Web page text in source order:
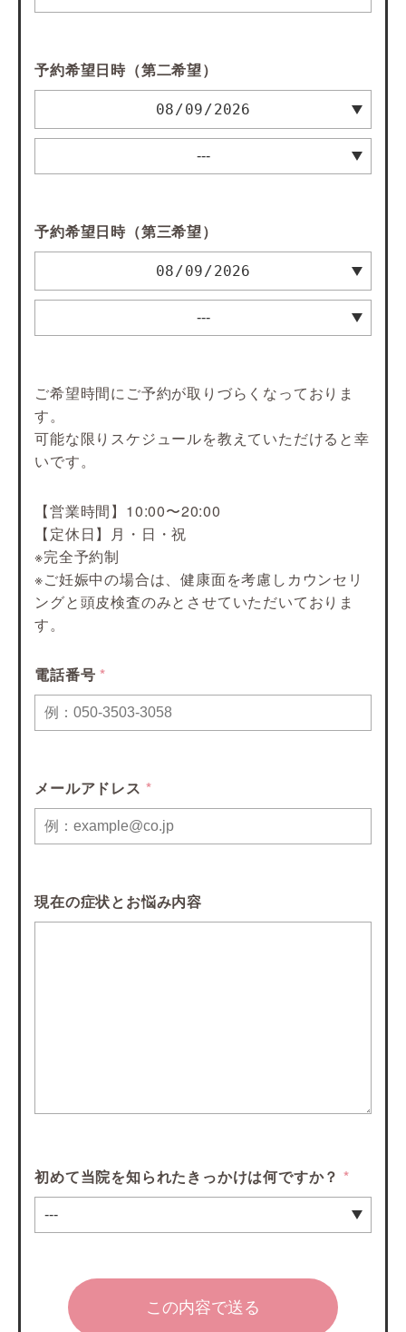
予約希望日時（第二希望）
予約希望日時（第三希望）
ご希望時間にご予約が取りづらくなっておりま
す。
可能な限りスケジュールを教えていただけると幸
いです。
【営業時間】10:00〜20:00
【定休日】月・日・祝
※完全予約制
※ご妊娠中の場合は、健康面を考慮しカウンセリ
ングと頭皮検査のみとさせていただいておりま
す。
電話番号 *
メールアドレス *
現在の症状とお悩み内容
初めて当院を知られたきっかけは何ですか？ *